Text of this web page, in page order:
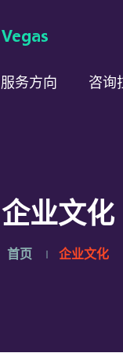
服务方向 咨询
企业文化
首页 企业文化